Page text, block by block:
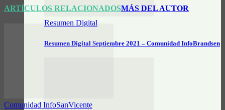
Resumen Digital
Resumen Digital Septiembre 2021 – Comunidad InfoBrandsen
ARTÍCULOS RELACIONADOSMÁS DEL AUTOR
Comunidad InfoSanVicente